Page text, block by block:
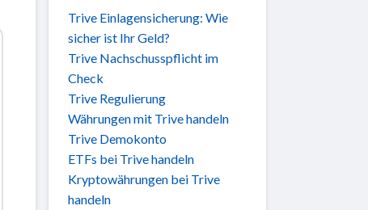
Trive Einlagensicherung: Wie
sicher ist Ihr Geld?
Trive Nachschusspflicht im
Check
Trive Regulierung
Währungen mit Trive handeln
Trive Demokonto
ETFs bei Trive handeln
Kryptowährungen bei Trive
handeln